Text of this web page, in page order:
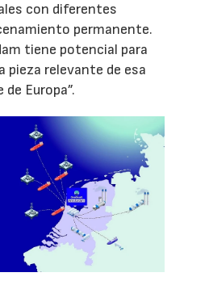
con diferentes
permanente.
tiene potencial para
pieza relevante de esa
Europa”.